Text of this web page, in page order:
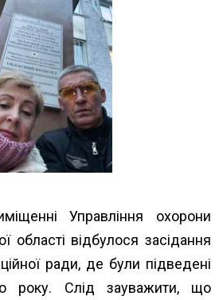
Управління охорони
області відбулося засідання
ради, де були підведені
року. Слід зауважити, що